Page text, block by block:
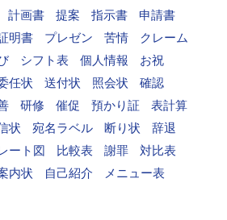
計画書 提案 指示書
申請書
明書 プレゼン 苦情
クレーム
シフト表 個人情報
お祝
任状 送付状 照会状
確認
研修 催促 預かり証
表計算
状 宛名ラベル 断り状
辞退
ート図 比較表 謝罪
対比表
内状 自己紹介 メニュー表